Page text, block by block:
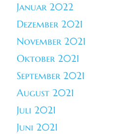
Januar 2022
Dezember 2021
November 2021
Oktober 2021
September 2021
August 2021
Juli 2021
Juni 2021